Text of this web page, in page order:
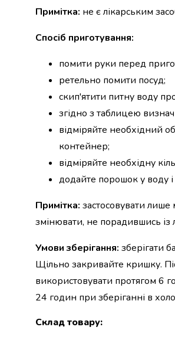
крупа
Кукурудзяна
Ячна
крупа
Перлова
Пшоно
Консервовані
продукти
Рибні
консерви
Овочева
М'ясні
консерви
консервація
Оливки
маслини
Паштети
Консервовані
Примітка: не є лікарським
Спосіб приготування:
помити руки перед
ретельно помити посуд;
скип'ятити питну воду
згідно з таблицею
відміряйте необхідний
контейнер;
відміряйте необхідну
додайте порошок у воду
Примітка: застосовувати
змінювати, не порадившись із
Умови зберігання: зберігати
Щільно закривайте кришку.
використовувати протягом 6
24 годин при зберіганні в
Склад товару: